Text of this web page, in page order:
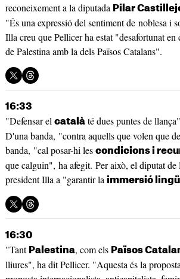
reconeixement a la diputada Pilar
"És una expressió del sentiment de noblesa i
Illa creu que Pellicer ha estat "desafortunat en
de Palestina amb la dels Països Catalans".
16:33
"Defensar el catalàté dues puntes de
D'una banda, "contra aquells que volen que
banda, "cal posar-hi les condicions i
que calguin", ha afegit. Per això, el diputat
president Illa a "garantir la immersió
16:30
"Tant Palestina, com els Països
lliures", ha dit Pellicer. "Aquesta és la